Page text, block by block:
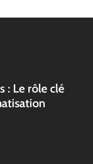
: Le rôle clé